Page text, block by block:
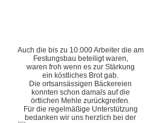
Auch die bis zu 10.000 Arbeiter die am
Festungsbau beteiligt waren,
waren froh wenn es zur Stärkung
ein köstliches Brot gab.
Die ortsansässigen Bäckereien
konnten schon damals auf die
örtlichen Mehle zurückgreifen.
Für die regelmäßige Unterstützung
bedanken wir uns herzlich bei der